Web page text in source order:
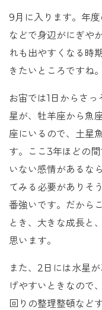
9月に入ります。年
などで身辺がにぎや
れも出やすくなる時
きたいところですね。
お宙では1日からさ
星が、牡羊座から魚
座にいるので、土星
す。ここ3年ほどの
いない感情があるな
てみる必要がありそ
番強いです。だから
とき、大きな成長と
思います。
また、2日には水星
げやすいときなので
回りの整理整頓など